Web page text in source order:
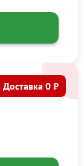
Доставка 0 ₽